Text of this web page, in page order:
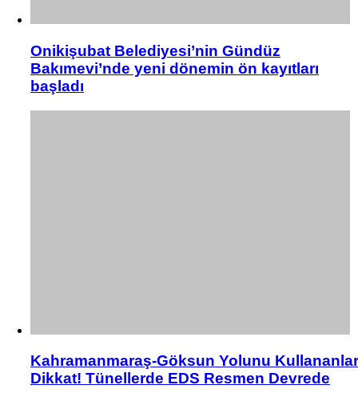
Onikişubat Belediyesi’nin Gündüz
Bakımevi’nde yeni dönemin ön kayıtları
başladı
Kahramanmaraş-Göksun Yolunu Kullananlar
Dikkat! Tünellerde EDS Resmen Devrede